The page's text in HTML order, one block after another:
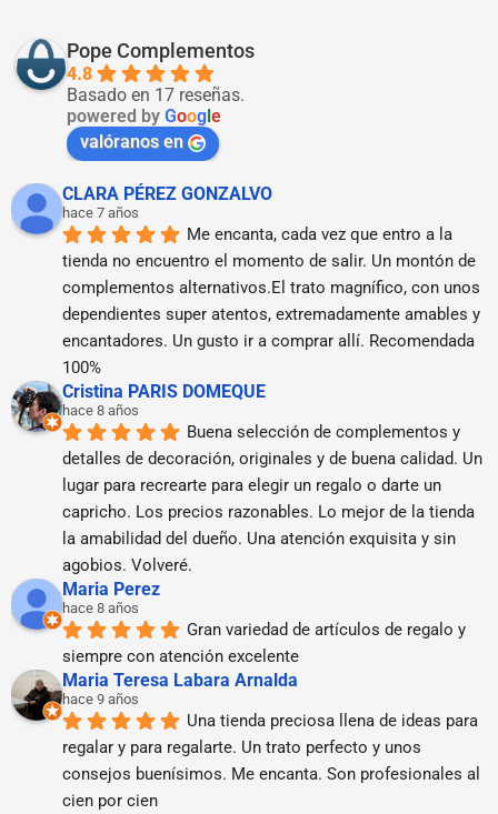
Pope Complementos
4.8
Basado en 17 reseñas.
powered by Google
valóranos en
CLARA PÉREZ GONZALVO
hace 7 años
Me encanta, cada vez que entro a la
tienda no encuentro el momento de salir. Un montón de
complementos alternativos.El trato magnífico, con unos
dependientes super atentos, extremadamente amables y
encantadores. Un gusto ir a comprar allí. Recomendada
100%
Cristina PARIS DOMEQUE
hace 8 años
Buena selección de complementos y
detalles de decoración, originales y de buena calidad. Un
lugar para recrearte para elegir un regalo o darte un
capricho. Los precios razonables. Lo mejor de la tienda
la amabilidad del dueño. Una atención exquisita y sin
agobios. Volveré.
Maria Perez
hace 8 años
Gran variedad de artículos de regalo y
siempre con atención excelente
Maria Teresa Labara Arnalda
hace 9 años
Una tienda preciosa llena de ideas para
regalar y para regalarte. Un trato perfecto y unos
consejos buenísimos. Me encanta. Son profesionales al
cien por cien